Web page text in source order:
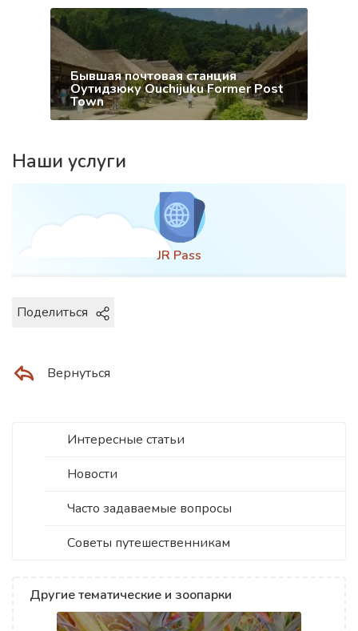
Интересные статьи
Новости
Часто задаваемые вопросы
Советы путешественникам
Другие тематические и зоопарки
Бывшая почтовая станция
Оутидзюку Ouchijuku Former Post
Town
Наши услуги
JR Pass
Поделиться
Вернуться